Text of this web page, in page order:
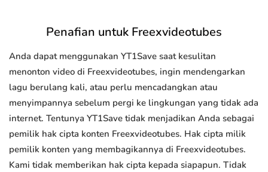
Penafian untuk Freexvideotubes
Anda dapat menggunakan YT1Save saat kesulitan
menonton video di Freexvideotubes, ingin mendengarkan
lagu berulang kali, atau perlu mencadangkan atau
menyimpannya sebelum pergi ke lingkungan yang tidak ada
internet. Tentunya YT1Save tidak menjadikan Anda sebagai
pemilik hak cipta konten Freexvideotubes. Hak cipta milik
pemilik konten yang membagikannya di Freexvideotubes.
Kami tidak memberikan hak cipta kepada siapapun. Tidak